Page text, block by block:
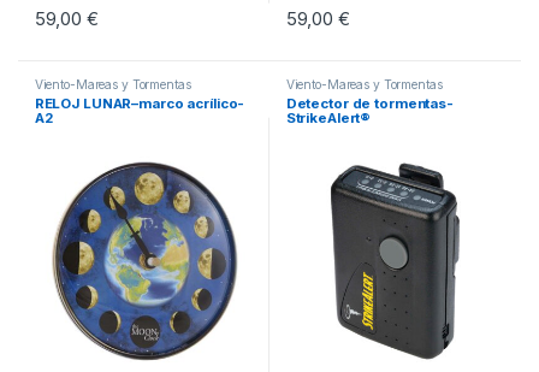
59,00 € 59,00 €
Viento-Mareas y Tormentas
RELOJ LUNAR–marco acrílico-
A2
Viento-Mareas y Tormentas
Detector de tormentas-
StrikeAlert®